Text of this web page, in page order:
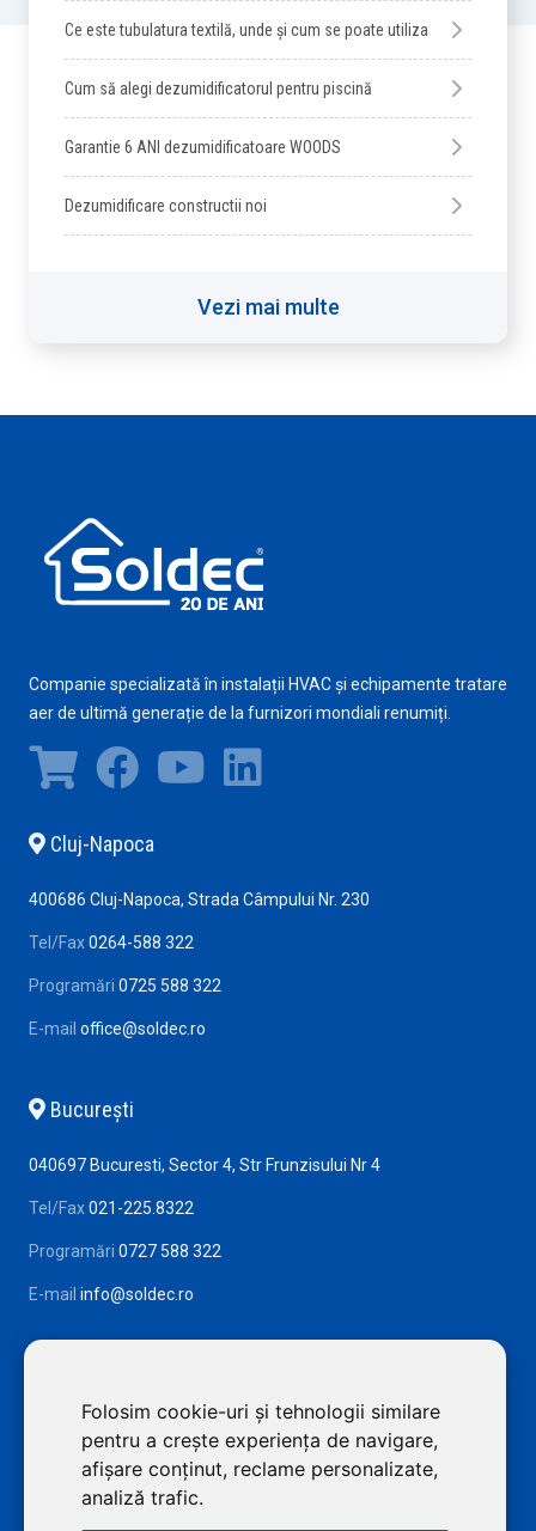
Folosim cookie-uri și tehnologii similare
pentru a crește experiența de navigare,
afișare conținut, reclame personalizate,
analiză trafic.
Ce este tubulatura textilă, unde și cum se poate utiliza
Cum să alegi dezumidificatorul pentru piscină
Garantie 6 ANI dezumidificatoare WOODS
Dezumidificare constructii noi
Vezi mai multe
Companie specializată în instalații HVAC și echipamente tratare
aer de ultimă generație de la furnizori mondiali renumiți.
Cluj-Napoca
400686 Cluj-Napoca, Strada Câmpului Nr. 230
Tel/Fax0264-588 322
Programări 0725 588 322
E-mail office@soldec.ro
Bucureşti
040697 Bucuresti, Sector 4, Str Frunzisului Nr 4
Tel/Fax021-225.8322
Programări 0727 588 322
E-mail info@soldec.ro